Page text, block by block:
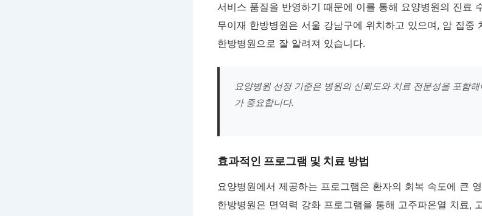
서비스 품질을 반영하기 때문에 이를 통해 요양병원의 진료
무이재 한방병원은 서울 강남구에 위치하고 있으며, 암 집중
한방병원으로 잘 알려져 있습니다.
요양병원 선정 기준은 병원의 신뢰도와 치료 전문성을 포함
가 중요합니다.
효과적인 프로그램 및 치료 방법
요양병원에서 제공하는 프로그램은 환자의 회복 속도에 큰
한방병원은 면역력 강화 프로그램을 통해 고주파온열 치료,